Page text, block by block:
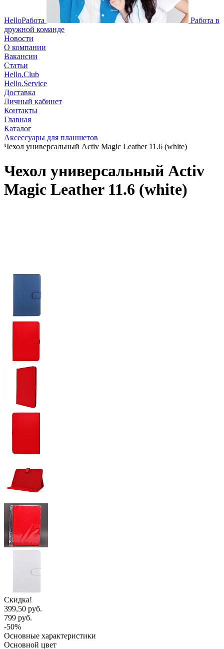
HelloРабота
Работа в
дружной команде
Новости
О компании
Вакансии
Статьи
Hello.Club
Hello.Service
Доставка
Личный кабинет
Контакты
Главная
Каталог
Аксессуары для планшетов
Чехол универсальный Activ Magic Leather 11.6 (white)
Чехол универсальный Activ
Magic Leather 11.6 (white)
Скидка!
399,50 руб.
799 руб.
-50%
Основные характеристики
Основной цвет